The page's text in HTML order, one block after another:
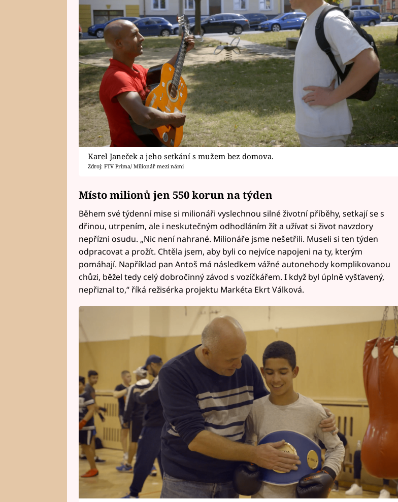
Karel Janeček a jeho setkání s mužem bez domova.
Zdroj: FTV Prima/ Milionář mezi námi
Místo milionů jen 550 korun na týden
Během své týdenní mise si milionáři vyslechnou silné životní příběhy, setkají se s
dřinou, utrpením, ale i neskutečným odhodláním žít a užívat si život navzdory
nepřízni osudu. „Nic není nahrané. Milionáře jsme nešetřili. Museli si ten týden
odpracovat a prožít. Chtěla jsem, aby byli co nejvíce napojeni na ty, kterým
pomáhají. Například pan Antoš má následkem vážné autonehody komplikovanou
chůzi, běžel tedy celý dobročinný závod s vozíčkářem. I když byl úplně vyšťavený,
nepřiznal to,“ říká režisérka projektu Markéta Ekrt Válková.